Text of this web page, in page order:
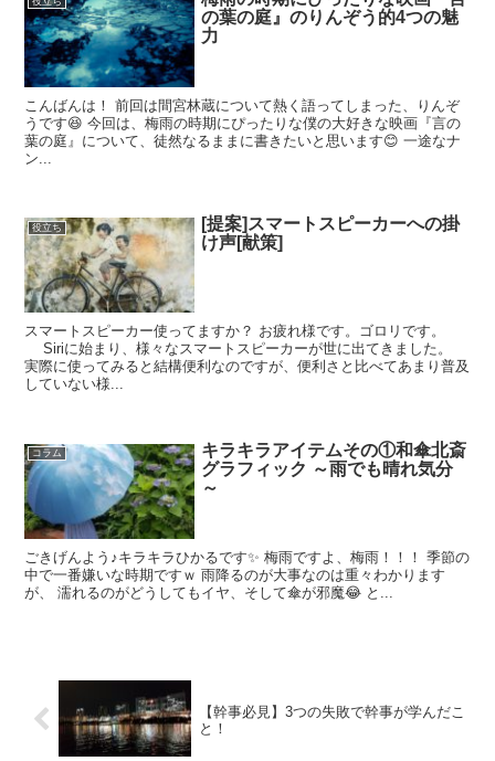
の葉の庭』のりんぞう的4つの魅
力
こんばんは！ 前回は間宮林蔵について熱く語ってしまった、りんぞ
うです😆 今回は、梅雨の時期にぴったりな僕の大好きな映画『言の
葉の庭』について、徒然なるままに書きたいと思います😊 一途なナ
ン...
役立ち
[提案]スマートスピーカーへの掛
け声[献策]
スマートスピーカー使ってますか？ お疲れ様です。ゴロリです。
Siriに始まり、様々なスマートスピーカーが世に出てきました。
実際に使ってみると結構便利なのですが、便利さと比べてあまり普及
していない様...
コラム
キラキラアイテムその①和傘北斎
グラフィック ～雨でも晴れ気分
～
ごきげんよう♪キラキラひかるです✨ 梅雨ですよ、梅雨！！！ 季節の
中で一番嫌いな時期ですｗ 雨降るのが大事なのは重々わかります
が、 濡れるのがどうしてもイヤ、そして傘が邪魔😂 と...
【幹事必見】3つの失敗で幹事が学んだこ
と！